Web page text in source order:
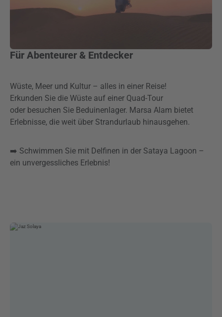
Für Abenteurer & Entdecker
Wüste, Meer und Kultur – alles in einer Reise!
Erkunden Sie die Wüste auf einer Quad-Tour
oder besuchen Sie Beduinenlager. Marsa Alam bietet
Erlebnisse, die weit über Strandurlaub hinausgehen.
➡️ Schwimmen Sie mit Delfinen in der Sataya Lagoon –
ein unvergessliches Erlebnis!